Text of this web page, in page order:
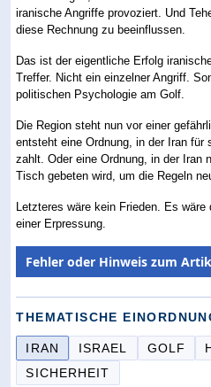
iranische Angriffe provoziert. Und
diese Rechnung zu beeinflussen.
Das ist der eigentliche Erfolg
Treffer. Nicht ein einzelner Angriff.
politischen Psychologie am Golf.
Die Region steht nun vor einer
entsteht eine Ordnung, in der Iran für
zahlt. Oder eine Ordnung, in der Iran
Tisch gebeten wird, um die Regeln
Letzteres wäre kein Frieden. Es
einer Erpressung.
Fehler oder Hinweis zum
THEMATISCHE
IRAN ISRAEL GOLF
SICHERHEIT